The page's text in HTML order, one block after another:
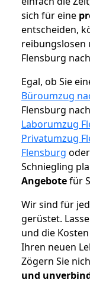
sich für eine
entscheiden,
reibungslosen
Flensburg
Egal, ob Sie
Büroumzug
Flensburg
Laborumzug
Privatumzug
Flensburg oder
Schniegling
Angebotefür
Wir sind für
gerüstet.
und die
Ihren neuen
Zögern Sie
und